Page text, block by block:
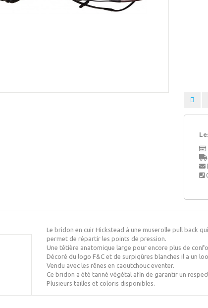
Le bridon en cuir Hickstead à une muserolle pull back
permet de répartir les points de pression.
Une têtière anatomique large pour encore plus de
Décoré du logo F&C et de surpiqûres blanches il a un
Vendu avec les rênes en caoutchouc eventer.
Ce bridon a été tanné végétal afin de garantir un
Plusieurs tailles et coloris disponibles.